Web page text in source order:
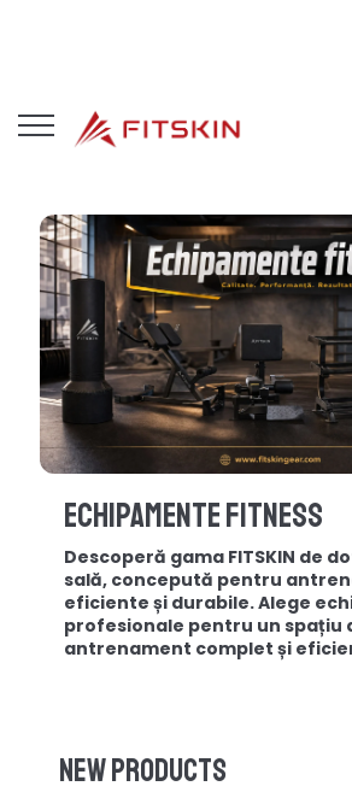
Echipamente Fitness
Descoperă gama FITSKIN de
sală, concepută pentru
eficiente și durabile. Alege
profesionale pentru un spațiu
antrenament complet și
New products